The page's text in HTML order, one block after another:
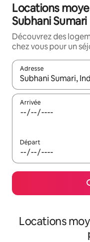
Locations
Subhani Sumari
Découvrez des
chez vous pour un
Adresse
Lorsque les résultats
Arrivée
Départ
Locations